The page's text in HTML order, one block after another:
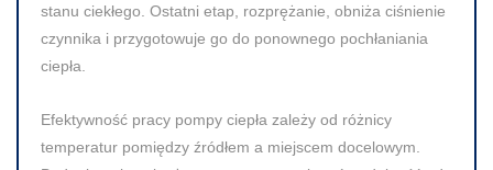
stanu ciekłego. Ostatni etap, rozprężanie, obniża ciśnienie
czynnika i przygotowuje go do ponownego pochłaniania
ciepła.
Efektywność pracy pompy ciepła zależy od różnicy
temperatur pomiędzy źródłem a miejscem docelowym.